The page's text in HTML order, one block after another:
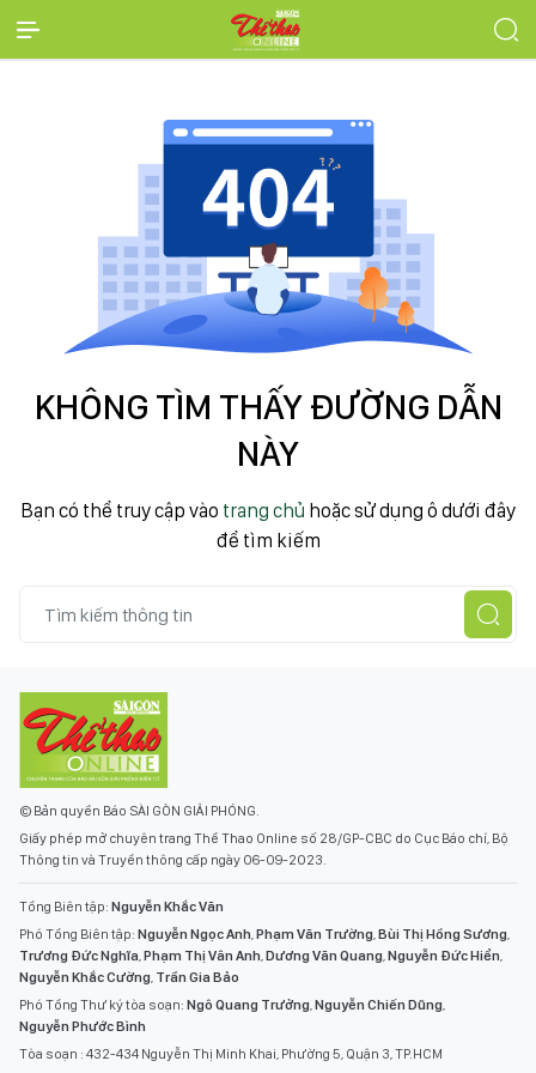
KHÔNG TÌM THẤY ĐƯỜNG DẪN
NÀY
Bạn có thể truy cập vào trang chủ hoặc sử dụng ô dưới đây
để tìm kiếm
© Bản quyền Báo SÀI GÒN GIẢI PHÓNG.
Giấy phép mở chuyên trang Thể Thao Online số 28/GP-CBC do Cục Báo chí, Bộ
Thông tin và Truyền thông cấp ngày 06-09-2023.
Tổng Biên tập: Nguyễn Khắc Văn
Phó Tổng Biên tập: Nguyễn Ngọc Anh,Phạm Văn Trường,Bùi Thị Hồng Sương,
Trương Đức Nghĩa,Phạm Thị Vân Anh,Dương Văn Quang,Nguyễn Đức Hiển,
Nguyễn Khắc Cường, Trần Gia Bảo
Phó Tổng Thư ký tòa soạn: Ngô Quang Trưởng,Nguyễn Chiến Dũng,
Nguyễn Phước Bình
Tòa soạn : 432-434 Nguyễn Thị Minh Khai, Phường 5, Quận 3, TP.HCM